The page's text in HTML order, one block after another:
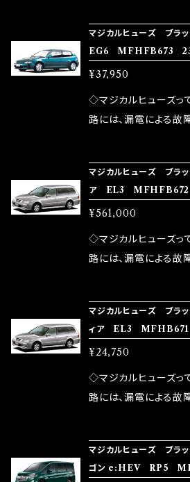
など、これらの効果は、
モータースポーツシー
品化を果たしております
ズが、マジカルヒュー
ヒューズの効果 マジ
果・接触抵抗低減効果
発揮します。 ・アクセ
ドリング安定化（静粛
など、これらの効果は、
モータースポーツシー
品化を果たしております
路として、各回路への
しかし、ヒューズには
ます。 1.溶接回路であるため、配線と比較し抵抗
が大きい。 2.金属部分
中に漏電してしまう。
ズが、マジカルヒュー
ヒューズの効果 マジ
果・接触抵抗低減効果
発揮します。 ・アクセ
ドリング安定化（静粛
など、これらの効果は
モータースポーツシー
品化を果たしております
マジカルヒューズ ブラ
EG6 MFHFB673
¥37,950
◇マジカルヒューズっ
路には、漏電による故
路として、各回路への
しかし、ヒューズには
ます。 1.溶接回路であるため、配線と比較し抵抗
が大きい。 2.金属部分
中に漏電してしまう。
ズが、マジカルヒュー
ヒューズの効果 マジ
果・接触抵抗低減効果
発揮します。 ・アクセ
ドリング安定化（静粛
など、これらの効果は
モータースポーツシー
マジカルヒューズ ブラ
ア EL3
¥561,000
◇マジカルヒューズっ
路には、漏電による故
路として、各回路への
しかし、ヒューズには
ます。 1.溶接回路であるため、配線と比較し抵抗
が大きい。 2.金属部分
中に漏電してしまう。
ズが、マジカルヒュー
ヒューズの効果 マジ
マジカルヒューズ ブラ
ィア EL3
¥24,750
◇マジカルヒューズっ
路には、漏電による故
路として、各回路への
しかし、ヒューズには
マジカルヒューズ ブラ
ゴン e:HEV RP5